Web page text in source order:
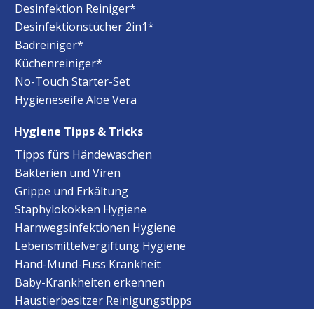
Desinfektion Reiniger*
Desinfektionstücher 2in1*
Badreiniger*
Küchenreiniger*
No-Touch Starter-Set
Hygieneseife Aloe Vera
Hygiene Tipps & Tricks
Tipps fürs Händewaschen
Bakterien und Viren
Grippe und Erkältung
Staphylokokken Hygiene
Harnwegsinfektionen Hygiene
Lebensmittelvergiftung Hygiene
Hand-Mund-Fuss Krankheit
Baby-Krankheiten erkennen
Haustierbesitzer Reinigungstipps